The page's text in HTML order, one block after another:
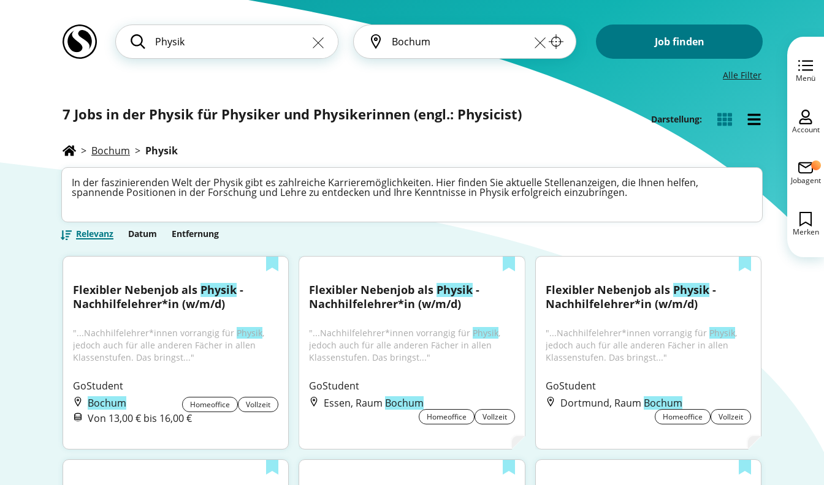
Job finden
Alle Filter
7 Jobs in der Physik für Physiker und Physikerinnen (engl.: Physicist) Darstellung:
> Bochum > Physik
In der faszinierenden Welt der Physik gibt es zahlreiche Karrieremöglichkeiten. Hier finden Sie aktuelle Stellenanzeigen, die Ihnen helfen,
spannende Positionen in der Forschung und Lehre zu entdecken und Ihre Kenntnisse in Physik erfolgreich einzubringen.
Relevanz Datum Entfernung
Flexibler Nebenjob als Physik -
Nachhilfelehrer*in (w/m/d)
"...Nachhilfelehrer*innen vorrangig für Physik,
jedoch auch für alle anderen Fächer in allen
Klassenstufen. Das bringst..."
GoStudent
Bochum
Homeoffice Vollzeit
Von 13,00 € bis 16,00 €
Flexibler Nebenjob als Physik -
Nachhilfelehrer*in (w/m/d)
"...Nachhilfelehrer*innen vorrangig für Physik,
jedoch auch für alle anderen Fächer in allen
Klassenstufen. Das bringst..."
GoStudent
Essen, Raum Bochum
Homeoffice Vollzeit
Flexibler Nebenjob als Physik -
Nachhilfelehrer*in (w/m/d)
"...Nachhilfelehrer*innen vorrangig für Physik,
jedoch auch für alle anderen Fächer in allen
Klassenstufen. Das bringst..."
GoStudent
Dortmund, Raum Bochum
Homeoffice Vollzeit
Menü
Account
Jobagent
Merken